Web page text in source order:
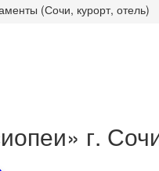
(Сочи, курорт, отель)
г.